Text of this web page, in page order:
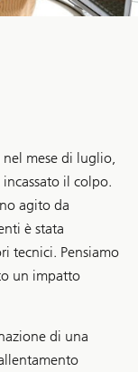
mese di luglio,
il colpo.
agito da
è stata
tecnici. Pensiamo
un impatto
di una